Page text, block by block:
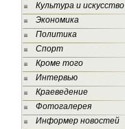
Культура и искусство
Экономика
Политика
Спорт
Кроме того
Интервью
Краеведение
Фотогалерея
Информер новостей